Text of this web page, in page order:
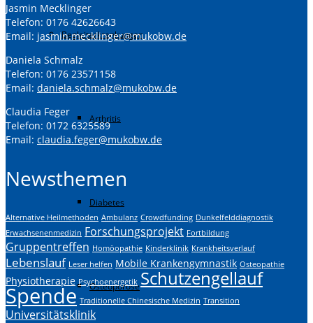
Begleiterkrankungen
Arthritis
Diabetes
Osteoporose
Jasmin Mecklinger
Telefon: 0176 42626643
Email: jasmin.mecklinger@mukobw.de
Daniela Schmalz
Telefon: 0176 23571158
Email: daniela.schmalz@mukobw.de
Claudia Feger
Telefon: 0172 6325589
Email: claudia.feger@mukobw.de
Newsthemen
Alternative Heilmethoden Ambulanz Crowdfunding Dunkelfelddiagnostik
Erwachsenenmedizin Forschungsprojekt Fortbildung
Gruppentreffen Homöopathie Kinderklinik Krankheitsverlauf
Lebenslauf Leser helfen Mobile Krankengymnastik Osteopathie
Physiotherapie Psychoenergetik Schutzengellauf
Spende Traditionelle Chinesische Medizin Transition
Universitätsklinik